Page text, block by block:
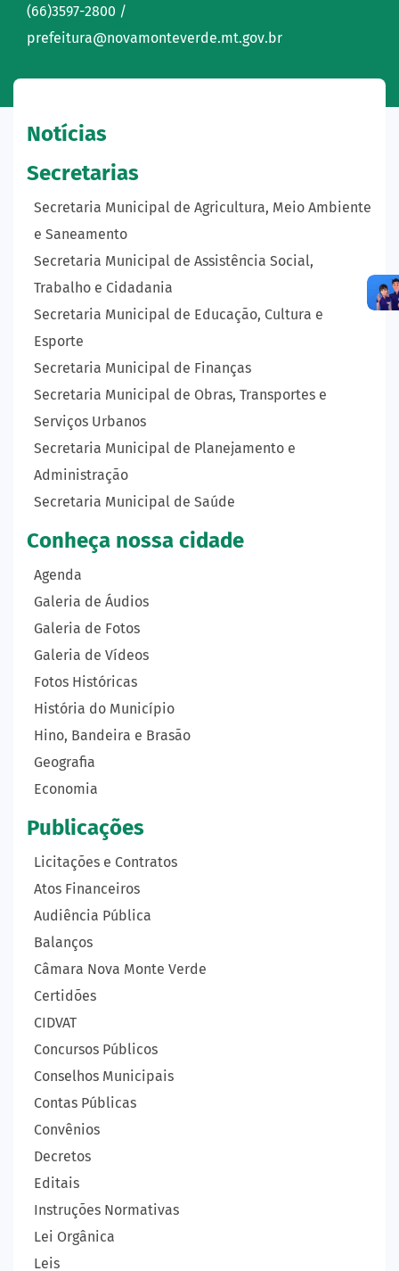
(66)3597-2800 /
prefeitura@novamonteverde.mt.gov.br
Notícias
Secretarias
Secretaria Municipal de Agricultura, Meio Ambiente
e Saneamento
Secretaria Municipal de Assistência Social,
Trabalho e Cidadania
Secretaria Municipal de Educação, Cultura e
Esporte
Secretaria Municipal de Finanças
Secretaria Municipal de Obras, Transportes e
Serviços Urbanos
Secretaria Municipal de Planejamento e
Administração
Secretaria Municipal de Saúde
Conheça nossa cidade
Agenda
Galeria de Áudios
Galeria de Fotos
Galeria de Vídeos
Fotos Históricas
História do Município
Hino, Bandeira e Brasão
Geografia
Economia
Publicações
Licitações e Contratos
Atos Financeiros
Audiência Pública
Balanços
Câmara Nova Monte Verde
Certidões
CIDVAT
Concursos Públicos
Conselhos Municipais
Contas Públicas
Convênios
Decretos
Editais
Instruções Normativas
Lei Orgânica
Leis